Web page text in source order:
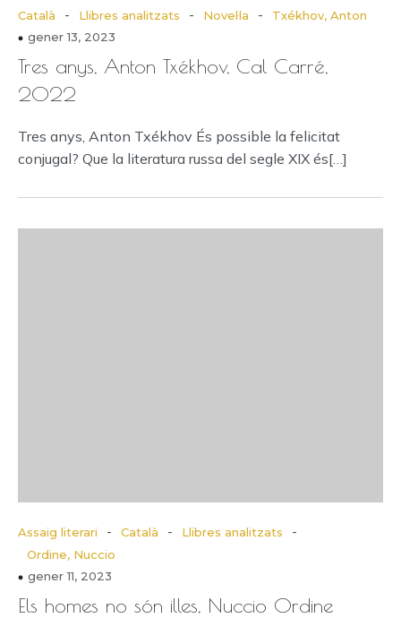
Català - Llibres analitzats - Novel·la -
Txékhov, Anton
gener 13, 2023
Tres anys, Anton Txékhov, Cal Carré,
2022
Tres anys, Anton Txékhov És possible la felicitat
conjugal? Que la literatura russa del segle XIX és[…]
Assaig literari - Català - Llibres analitzats -
Ordine, Nuccio
gener 11, 2023
Els homes no són illes, Nuccio Ordine